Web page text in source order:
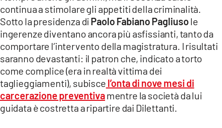
continua a stimolare gli appetiti della criminalità.
Sotto la presidenza di Paolo Fabiano Pagliusole
ingerenze diventano ancora più asfissianti, tanto da
comportare l’intervento della magistratura. I risultati
saranno devastanti: il patron che, indicato a torto
come complice (era in realtà vittima dei
taglieggiamenti), subisce l’onta di nove mesi di
carcerazione preventivamentre la società da lui
guidata è costretta a ripartire dai Dilettanti.